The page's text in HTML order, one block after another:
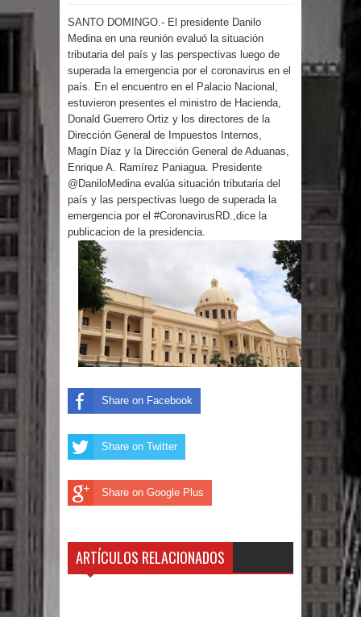
por un delicado problema cardíaco
Abel Martínez llama a los
dominicanos a unirse para sacar al
PRM del Gobierno
Tres detenidos tras detectarse una
presunta estafa contra el
Ayuntamiento de Santiago
PRM votará “por aclamación” a sus
nuevas autoridades
El expresidente peruano Ollanta
Humala queda en libertad tras la
anulación de condena de 15 años por
lavado
SANTO DOMINGO.- El presidente Danilo
Medina en una reunión evaluó la situación
tributaria del país y las perspectivas luego de
superada la emergencia por el coronavirus en el
país. En el encuentro en el Palacio Nacional,
estuvieron presentes el ministro de Hacienda,
Donald Guerrero Ortiz y los directores de la
Dirección General de Impuestos Internos,
Magín Díaz y la Dirección General de Aduanas,
Enrique A. Ramírez Paniagua. Presidente
@DaniloMedina evalúa situación tributaria del
país y las perspectivas luego de superada la
emergencia por el #CoronavirusRD.,dice la
publicacion de la presidencia.
Share on Facebook
Share on Twitter
Share on Google Plus
ARTÍCULOS RELACIONADOS